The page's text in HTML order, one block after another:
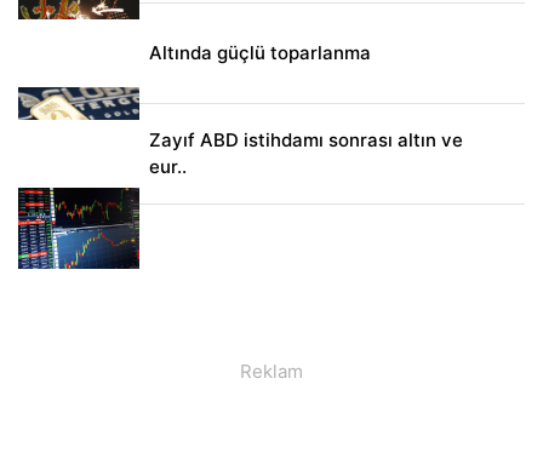
Altında güçlü toparlanma
Zayıf ABD istihdamı sonrası altın ve
eur..